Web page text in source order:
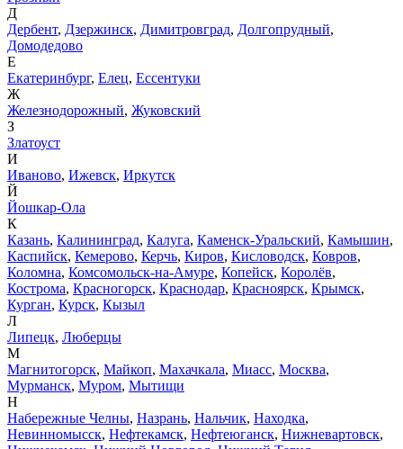
Д
Дербент, Дзержинск, Димитровград, Долгопрудный,
Домодедово
Е
Екатеринбург, Елец, Ессентуки
Ж
Железнодорожный, Жуковский
З
Златоуст
И
Иваново, Ижевск, Иркутск
Й
Йошкар-Ола
К
Казань, Калининград, Калуга, Каменск-Уральский, Камышин,
Каспийск, Кемерово, Керчь, Киров, Кисловодск, Ковров,
Коломна, Комсомольск-на-Амуре, Копейск, Королёв,
Кострома, Красногорск, Краснодар, Красноярск, Крымск,
Курган, Курск, Кызыл
Л
Липецк, Люберцы
М
Магнитогорск, Майкоп, Махачкала, Миасс, Москва,
Мурманск, Муром, Мытищи
Н
Набережные Челны, Назрань, Нальчик, Находка,
Невинномысск, Нефтекамск, Нефтеюганск, Нижневартовск,